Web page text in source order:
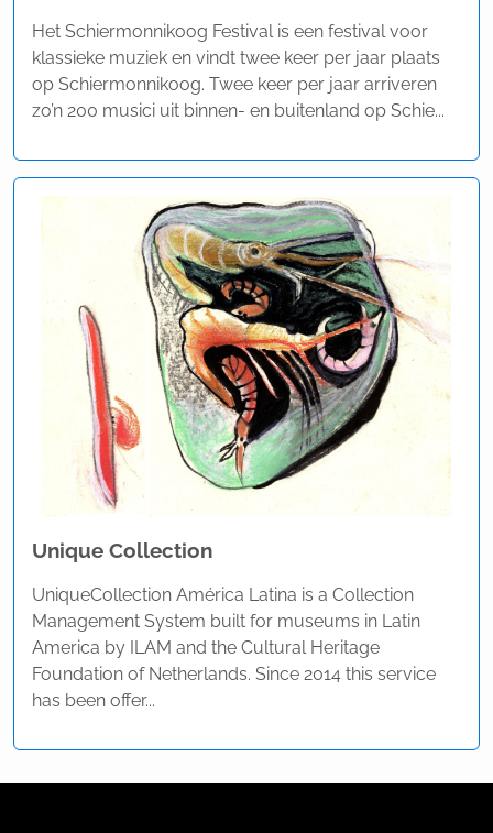
Het Schiermonnikoog Festival is een festival voor
klassieke muziek en vindt twee keer per jaar plaats
op Schiermonnikoog. Twee keer per jaar arriveren
zo’n 200 musici uit binnen- en buitenland op Schie...
Unique Collection
UniqueCollection América Latina is a Collection
Management System built for museums in Latin
America by ILAM and the Cultural Heritage
Foundation of Netherlands. Since 2014 this service
has been offer...